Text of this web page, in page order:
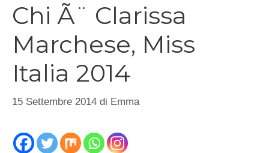
Chi Ã¨ Clarissa
Marchese, Miss
Italia 2014
15 Settembre 2014 di Emma